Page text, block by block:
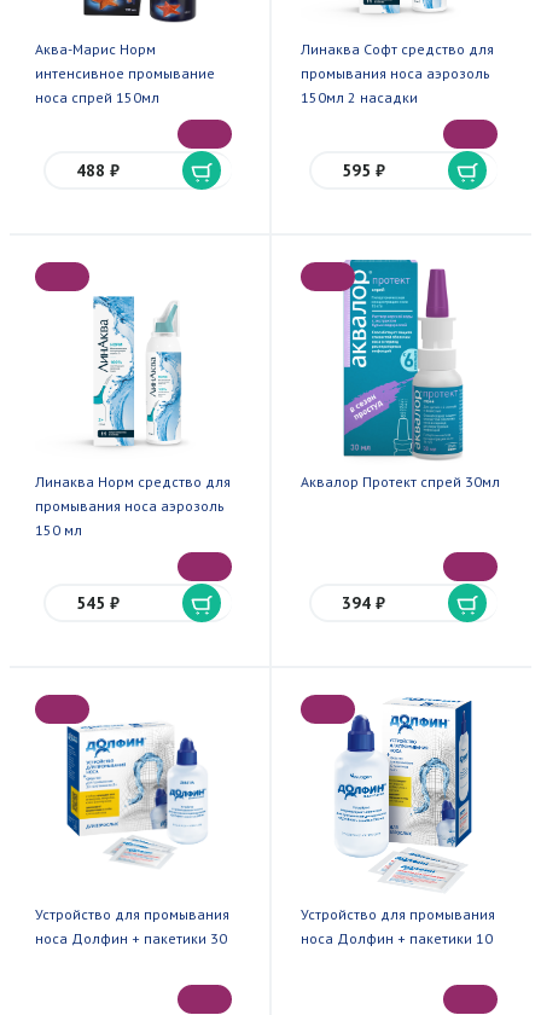
Аква-Марис Норм
интенсивное промывание
носа спрей 150мл
488 ₽
Линаква Софт средство для
промывания носа аэрозоль
150мл 2 насадки
595 ₽
Линаква Норм средство для
промывания носа аэрозоль
150 мл
545 ₽
Аквалор Протект спрей 30мл
394 ₽
Устройство для промывания
носа Долфин + пакетики 30
Устройство для промывания
носа Долфин + пакетики 10